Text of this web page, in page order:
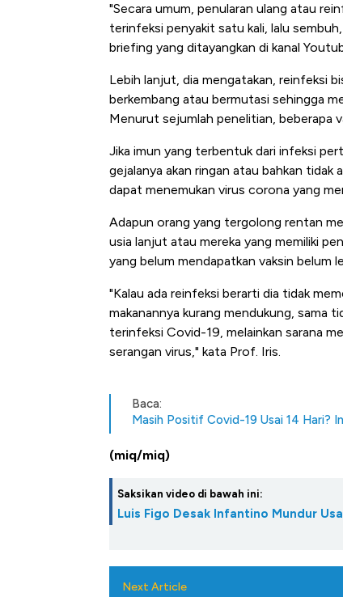
"Secara umum, penularan ulang atau
terinfeksi penyakit satu kali, lalu
briefing yang ditayangkan di kanal
Lebih lanjut, dia mengatakan, reinfeksi
berkembang atau bermutasi sehingga
Menurut sejumlah penelitian, beberapa
Jika imun yang terbentuk dari infeksi
gejalanya akan ringan atau bahkan tidak
dapat menemukan virus corona yang
Adapun orang yang tergolong rentan
usia lanjut atau mereka yang memiliki
yang belum mendapatkan vaksin belum
"Kalau ada reinfeksi berarti dia tidak
makanannya kurang mendukung, sama
terinfeksi Covid-19, melainkan sarana
serangan virus," kata Prof. Iris.
Baca:
Masih Positif Covid-19 Usai 14 Hari?
(miq/miq)
Saksikan video di bawah ini:
Luis Figo Desak Infantino Mundur
Next Article
Begini Cara Korsel atasi
di Jaman Dulu